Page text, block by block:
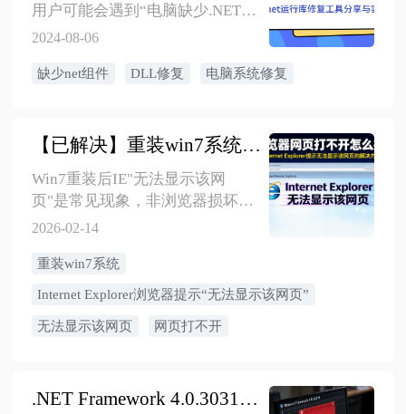
用户可能会遇到“电脑缺少.NET组
件”的提示，这可能导致某些应用
将将详细讲解使用金舟
误
2024-08-06
缺少net组件 DLL修复 电脑系统修复
【已解决】重装win7系统后，Internet Explorer浏览器提示“无法显示该网页”
Win7重装后IE"无法显示该网
页"是常见现象，非浏览器损坏，
而是网络配置问题。先ping
则修改DNS为8.8.8.8和
114.114.114.114；无效则运行
reset重置网络协议；再检查并关
系统组件。更快捷的方案是直接
2026-02-14
重装win7系统
Internet Explorer浏览器提示“无法显示该网页”
无法显示该网页 网页打不开
​.NET Framework 4.0.30319下载失败？三种权威解决方案